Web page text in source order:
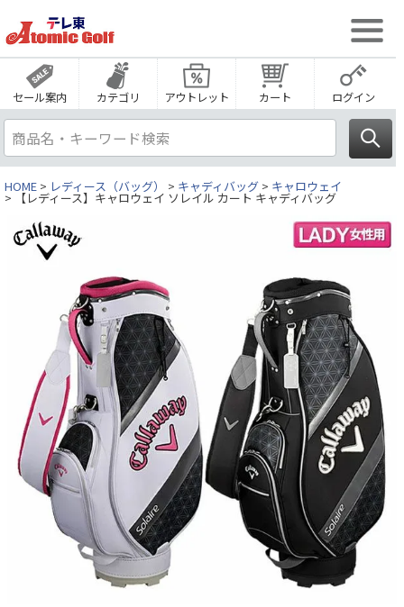
セール案内 カテゴリ アウトレット カート ログイン
HOME レディース（バッグ） キャディバッグ キャロウェイ
【レディース】キャロウェイ ソレイル カート キャディバッグ